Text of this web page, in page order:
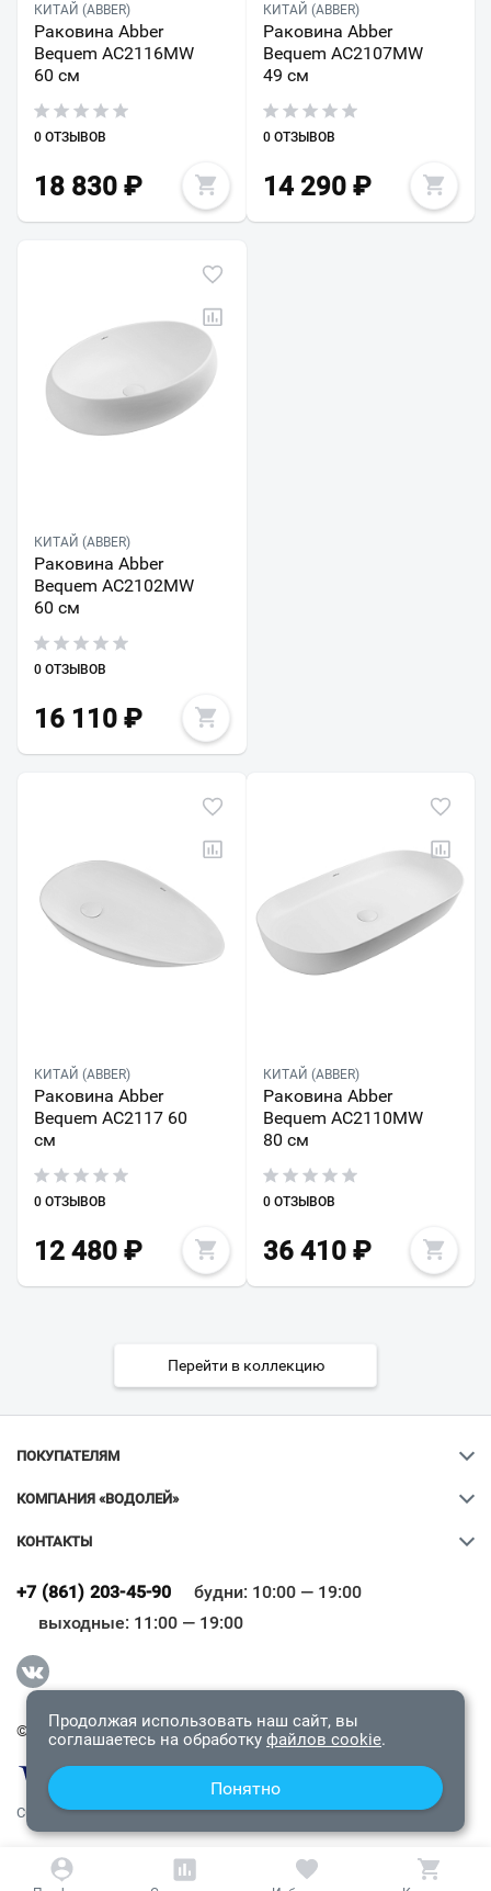
КИТАЙ (ABBER)
Раковина Abber
Bequem AC2116MW
60 см
0 ОТЗЫВОВ
18 830 ₽
КИТАЙ (ABBER)
Раковина Abber
Bequem AC2107MW
49 см
0 ОТЗЫВОВ
14 290₽
КИТАЙ (ABBER)
Раковина Abber
Bequem AC2102MW
60 см
0 ОТЗЫВОВ
16 110 ₽
КИТАЙ (ABBER)
Раковина Abber
Bequem AC2117 60
см
0 ОТЗЫВОВ
12 480 ₽
КИТАЙ (ABBER)
Раковина Abber
Bequem AC2110MW
80 см
0 ОТЗЫВОВ
36 410₽
Перейти в коллекцию
ПОКУПАТЕЛЯМ
КОМПАНИЯ «ВОДОЛЕЙ»
КОНТАКТЫ
+7 (861) 203-45-90
будни: 10:00 — 19:00
выходные: 11:00 — 19:00
© 2009-2026 «Водолей Онлайн». Все права защищены.
СОГЛАШЕНИЕ О КОНФИДЕНЦИАЛЬНОСТИ
Всё верно
Продолжая использовать наш сайт, вы
соглашаетесь на обработку файлов cookie.
Понятно